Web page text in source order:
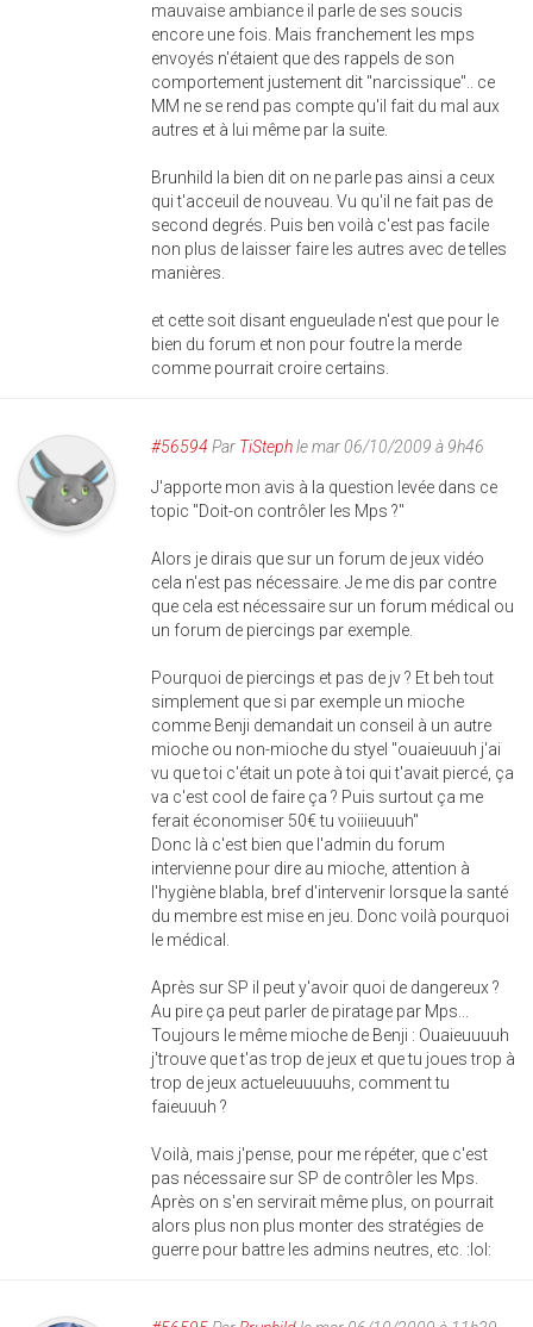
mauvaise ambiance il parle de ses soucis
encore une fois. Mais franchement les mps
envoyés n'étaient que des rappels de son
comportement justement dit "narcissique".. ce
MM ne se rend pas compte qu'il fait du mal aux
autres et à lui même par la suite.
Brunhild la bien dit on ne parle pas ainsi a ceux
qui t'acceuil de nouveau. Vu qu'il ne fait pas de
second degrés. Puis ben voilà c'est pas facile
non plus de laisser faire les autres avec de telles
manières.
et cette soit disant engueulade n'est que pour le
bien du forum et non pour foutre la merde
comme pourrait croire certains.
#56594 Par TiStephle mar 06/10/2009 à 9h46
J'apporte mon avis à la question levée dans ce
topic "Doit-on contrôler les Mps ?"
Alors je dirais que sur un forum de jeux vidéo
cela n'est pas nécessaire. Je me dis par contre
que cela est nécessaire sur un forum médical ou
un forum de piercings par exemple.
Pourquoi de piercings et pas de jv ? Et beh tout
simplement que si par exemple un mioche
comme Benji demandait un conseil à un autre
mioche ou non-mioche du styel "ouaieuuuh j'ai
vu que toi c'était un pote à toi qui t'avait piercé, ça
va c'est cool de faire ça ? Puis surtout ça me
ferait économiser 50€ tu voiiieuuuh"
Donc là c'est bien que l'admin du forum
intervienne pour dire au mioche, attention à
l'hygiène blabla, bref d'intervenir lorsque la santé
du membre est mise en jeu. Donc voilà pourquoi
le médical.
Après sur SP il peut y'avoir quoi de dangereux ?
Au pire ça peut parler de piratage par Mps...
Toujours le même mioche de Benji : Ouaieuuuuh
j'trouve que t'as trop de jeux et que tu joues trop à
trop de jeux actueleuuuuhs, comment tu
faieuuuh ?
Voilà, mais j'pense, pour me répéter, que c'est
pas nécessaire sur SP de contrôler les Mps.
Après on s'en servirait même plus, on pourrait
alors plus non plus monter des stratégies de
guerre pour battre les admins neutres, etc. :lol: